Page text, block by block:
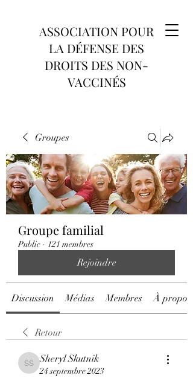
ASSOCIATION POUR
LA DÉFENSE DES
DROITS DES NON-
VACCINÉS
Groupes
Groupe familial
Public · 121 membres
Rejoindre
Discussion Médias Membres À propos
Retour
Sheryl Skutnik
Sheryl Skutnik
24 septembre 2023